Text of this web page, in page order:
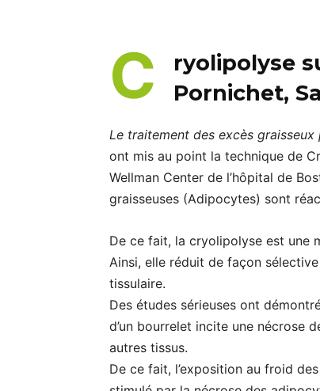
C
ryolipolyse
Pornichet,
Le traitement des excès
ont mis au point la technique de
Wellman Center de l’hôpital de
graisseuses (Adipocytes) sont
De ce fait, la cryolipolyse est une
Ainsi, elle réduit de façon
tissulaire.
Des études sérieuses ont
d’un bourrelet incite une nécrose
autres tissus.
De ce fait, l’exposition au froid